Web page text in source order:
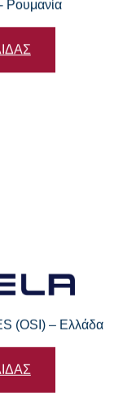
Ρουμανία
(OSI) – Ελλάδα